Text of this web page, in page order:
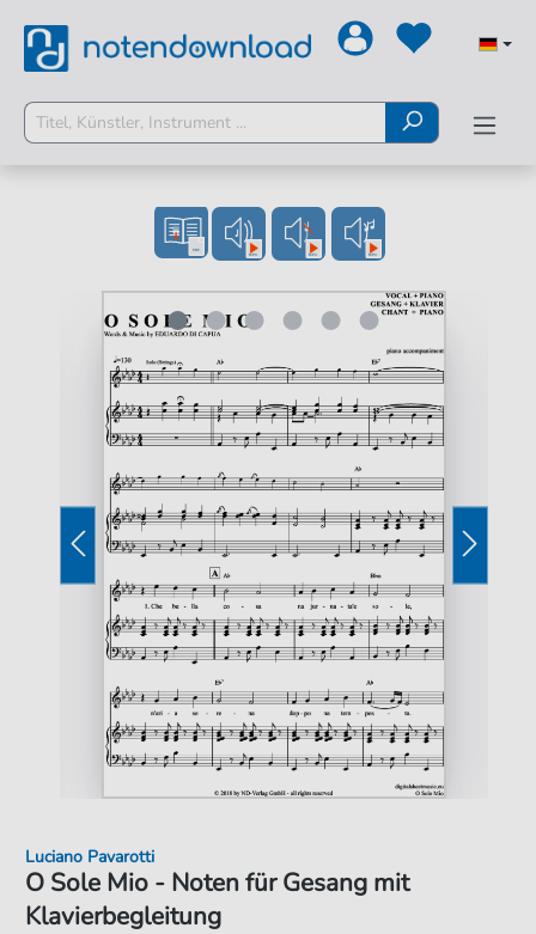
O Sole Mio - Noten für Gesang mit
Klavierbegleitung
Luciano Pavarotti